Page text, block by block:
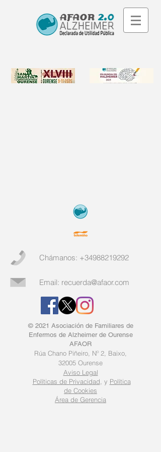
Chámanos: +34988219292
Email: recuerda@afaor.com
© 2021 Asociación de Familiares de
Enfermos de Alzheimer de Ourense
AFAOR
Rúa Chano Piñeiro, Nº 2, Baixo,
32005 Ourense
Aviso Legal
Políticas de Privacidad , y Política
de Cookies
Área de Gerencia